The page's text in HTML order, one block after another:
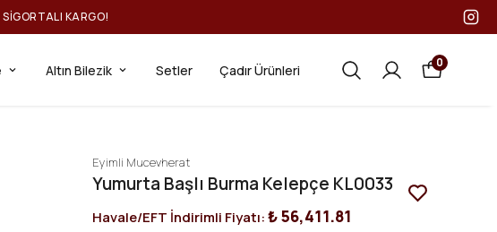
KARGO!
Altın Bilezik Setler Çadır Ürünleri 0
Eyimli Mucevherat
Yumurta Başlı Burma Kelepçe KL0033
Havale/EFT İndirimli Fiyatı:₺ 56,411.81